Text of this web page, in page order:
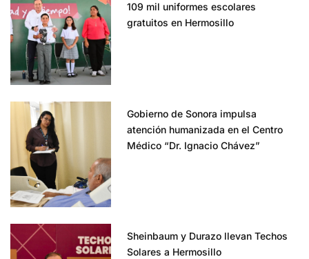
109 mil uniformes escolares
gratuitos en Hermosillo
Gobierno de Sonora impulsa
atención humanizada en el Centro
Médico “Dr. Ignacio Chávez”
Sheinbaum y Durazo llevan Techos
Solares a Hermosillo